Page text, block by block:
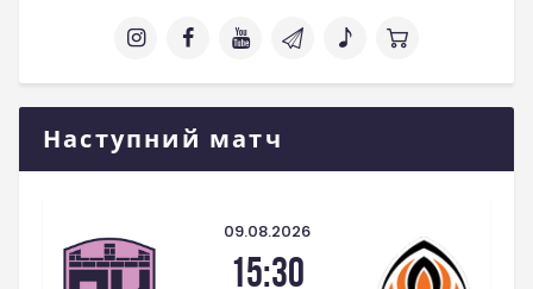
Наступний матч
09.08.2026
15:30